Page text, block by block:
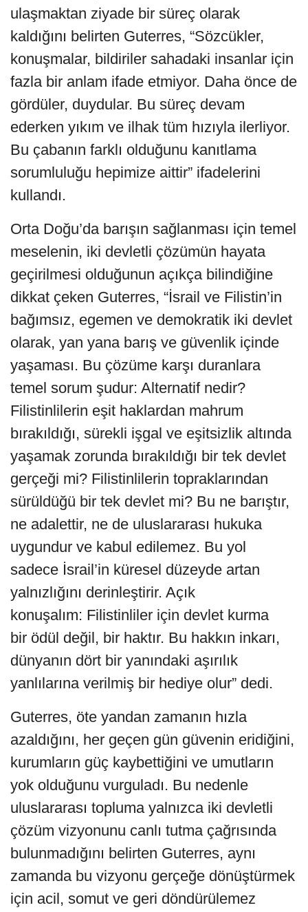
ulaşmaktan ziyade bir süreç olarak
kaldığını belirten Guterres, “Sözcükler,
konuşmalar, bildiriler sahadaki insanlar için
fazla bir anlam ifade etmiyor. Daha önce de
gördüler, duydular. Bu süreç devam
ederken yıkım ve ilhak tüm hızıyla ilerliyor.
Bu çabanın farklı olduğunu kanıtlama
sorumluluğu hepimize aittir” ifadelerini
kullandı.
Orta Doğu’da barışın sağlanması için temel
meselenin, iki devletli çözümün hayata
geçirilmesi olduğunun açıkça bilindiğine
dikkat çeken Guterres, “İsrail ve Filistin’in
bağımsız, egemen ve demokratik iki devlet
olarak, yan yana barış ve güvenlik içinde
yaşaması. Bu çözüme karşı duranlara
temel sorum şudur: Alternatif nedir?
Filistinlilerin eşit haklardan mahrum
bırakıldığı, sürekli işgal ve eşitsizlik altında
yaşamak zorunda bırakıldığı bir tek devlet
gerçeği mi? Filistinlilerin topraklarından
sürüldüğü bir tek devlet mi? Bu ne barıştır,
ne adalettir, ne de uluslararası hukuka
uygundur ve kabul edilemez. Bu yol
sadece İsrail’in küresel düzeyde artan
yalnızlığını derinleştirir. Açık
konuşalım: Filistinliler için devlet kurma
bir ödül değil, bir haktır. Bu hakkın inkarı,
dünyanın dört bir yanındaki aşırılık
yanlılarına verilmiş bir hediye olur” dedi.
Guterres, öte yandan zamanın hızla
azaldığını, her geçen gün güvenin eridiğini,
kurumların güç kaybettiğini ve umutların
yok olduğunu vurguladı. Bu nedenle
uluslararası topluma yalnızca iki devletli
çözüm vizyonunu canlı tutma çağrısında
bulunmadığını belirten Guterres, aynı
zamanda bu vizyonu gerçeğe dönüştürmek
için acil, somut ve geri döndürülemez